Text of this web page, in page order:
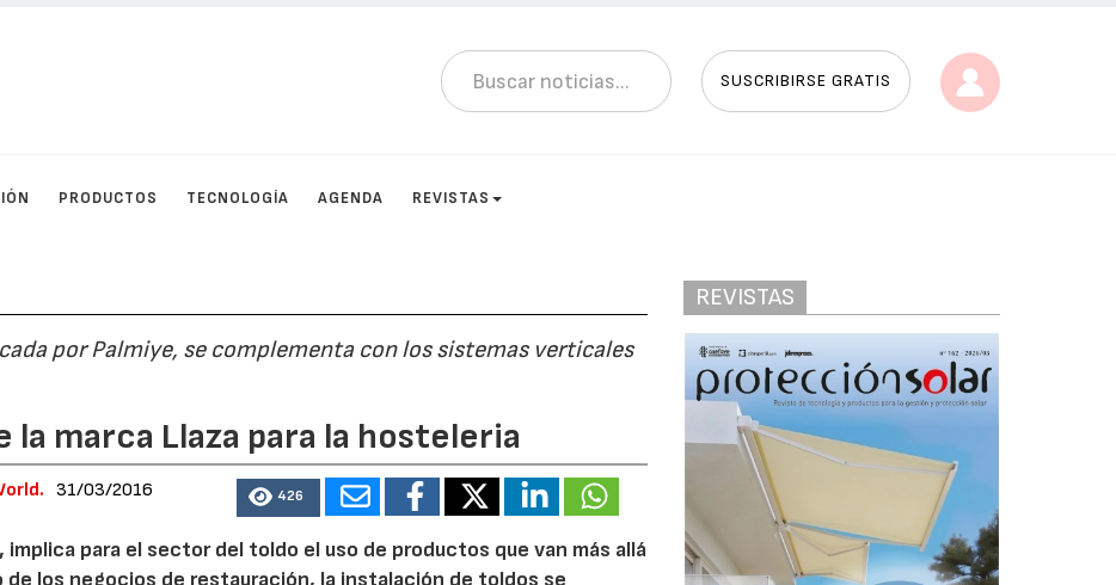
SUSCRIBIRSE GRATIS
PRODUCTOS TECNOLOGÍA AGENDA REVISTAS
por Palmiye, se complementa con los sistemas verticales
marca Llaza para la hosteleria
31/03/2016 426
para el sector del toldo el uso de productos que van más allá
REVISTAS